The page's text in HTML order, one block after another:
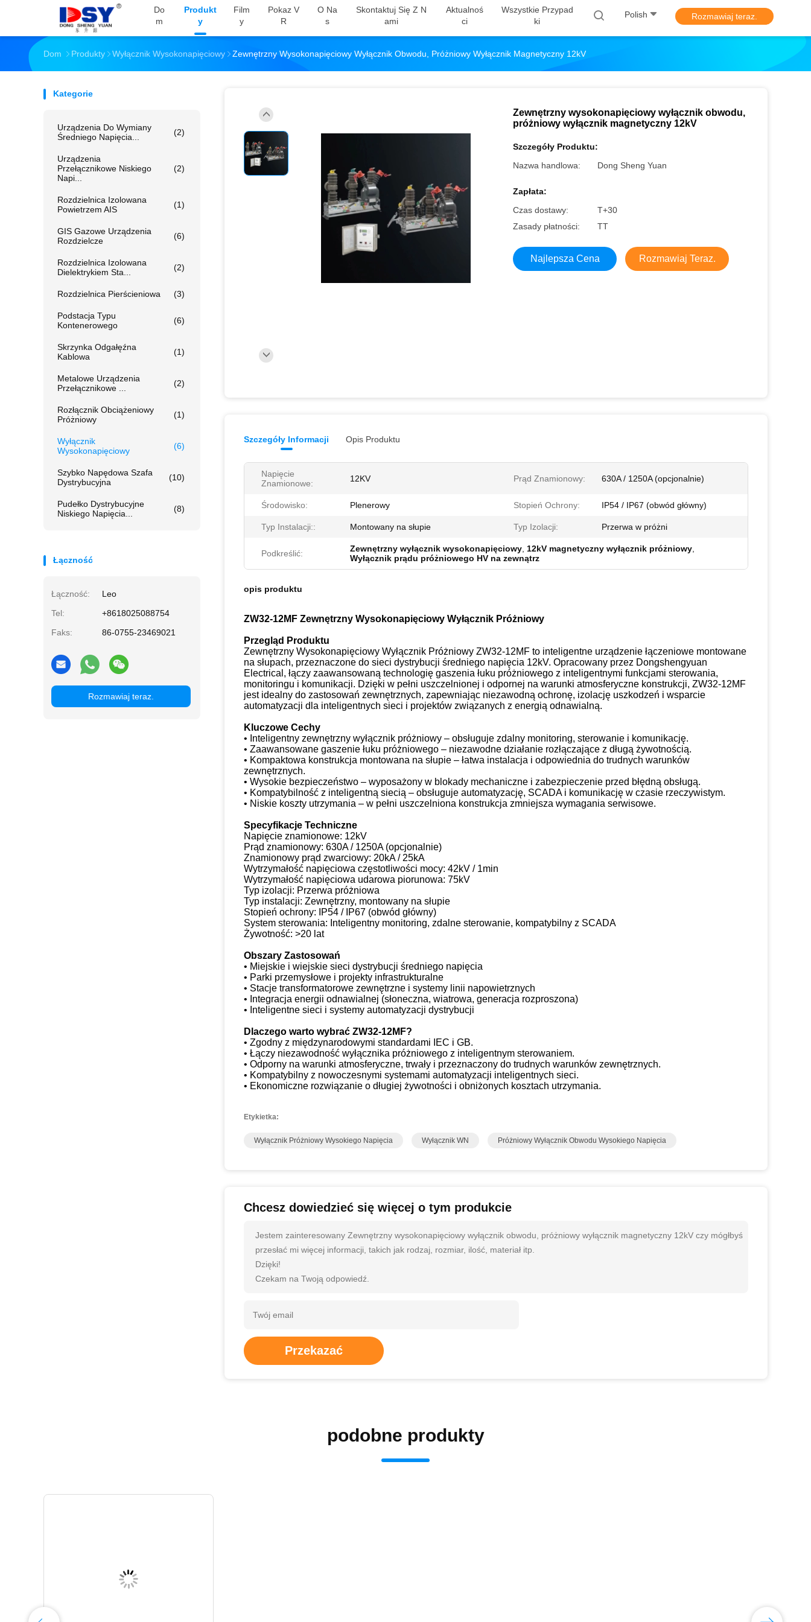
Do
M
Produkt
Y
Film
Y
Pokaz V
R
O Na
S
Skontaktuj Się Z N
Ami
Aktualnoś
Ci
Wszystkie Przypad
Ki
Polish Rozmawiaj teraz.
Dom Produkty Wyłącznik Wysokonapięciowy Zewnętrzny Wysokonapięciowy Wyłącznik Obwodu, Próżniowy Wyłącznik Magnetyczny 12kV
Kategorie
Urządzenia Do Wymiany
Średniego Napięcia...
(2)
Urządzenia
Przełącznikowe Niskiego
Napi...
(2)
Rozdzielnica Izolowana
Powietrzem AIS
(1)
GIS Gazowe Urządzenia
Rozdzielcze
(6)
Rozdzielnica Izolowana
Dielektrykiem Sta...
(2)
Rozdzielnica Pierścieniowa (3)
Podstacja Typu
Kontenerowego
(6)
Skrzynka Odgałęźna
Kablowa
(1)
Metalowe Urządzenia
Przełącznikowe ...
(2)
Rozłącznik Obciążeniowy
Próżniowy
(1)
Wyłącznik
Wysokonapięciowy
(6)
Szybko Napędowa Szafa
Dystrybucyjna
(10)
Pudełko Dystrybucyjne
Niskiego Napięcia...
(8)
Łączność
Łączność:
Leo
Tel:
+8618025088754
Faks:
86-0755-23469021
Rozmawiaj teraz.
Zewnętrzny wysokonapięciowy wyłącznik obwodu,
próżniowy wyłącznik magnetyczny 12kV
Szczegóły Produktu:
Nazwa handlowa:
Dong Sheng Yuan
Zapłata:
Czas dostawy:
T+30
Zasady płatności:
TT
Najlepsza Cena Rozmawiaj Teraz.
Szczegóły Informacji Opis Produktu
Napięcie
Znamionowe:
12KV Prąd Znamionowy: 630A / 1250A (opcjonalnie)
Środowisko: Plenerowy Stopień Ochrony: IP54 / IP67 (obwód główny)
Typ Instalacji:: Montowany na słupie Typ Izolacji: Przerwa w próżni
Podkreślić: Zewnętrzny wyłącznik wysokonapięciowy 12kV magnetyczny wyłącznik próżniowy
Wyłącznik prądu próżniowego HV na zewnątrz
opis produktu
ZW32-12MF Zewnętrzny Wysokonapięciowy Wyłącznik Próżniowy
Przegląd Produktu
Zewnętrzny Wysokonapięciowy Wyłącznik Próżniowy ZW32-12MF to inteligentne urządzenie łączeniowe montowane
na słupach, przeznaczone do sieci dystrybucji średniego napięcia 12kV. Opracowany przez Dongshengyuan
Electrical, łączy zaawansowaną technologię gaszenia łuku próżniowego z inteligentnymi funkcjami sterowania,
monitoringu i komunikacji. Dzięki w pełni uszczelnionej i odpornej na warunki atmosferyczne konstrukcji, ZW32-12MF
jest idealny do zastosowań zewnętrznych, zapewniając niezawodną ochronę, izolację uszkodzeń i wsparcie
automatyzacji dla inteligentnych sieci i projektów związanych z energią odnawialną.
Kluczowe Cechy
• Inteligentny zewnętrzny wyłącznik próżniowy – obsługuje zdalny monitoring, sterowanie i komunikację.
• Zaawansowane gaszenie łuku próżniowego – niezawodne działanie rozłączające z długą żywotnością.
• Kompaktowa konstrukcja montowana na słupie – łatwa instalacja i odpowiednia do trudnych warunków
zewnętrznych.
• Wysokie bezpieczeństwo – wyposażony w blokady mechaniczne i zabezpieczenie przed błędną obsługą.
• Kompatybilność z inteligentną siecią – obsługuje automatyzację, SCADA i komunikację w czasie rzeczywistym.
• Niskie koszty utrzymania – w pełni uszczelniona konstrukcja zmniejsza wymagania serwisowe.
Specyfikacje Techniczne
Napięcie znamionowe: 12kV
Prąd znamionowy: 630A / 1250A (opcjonalnie)
Znamionowy prąd zwarciowy: 20kA / 25kA
Wytrzymałość napięciowa częstotliwości mocy: 42kV / 1min
Wytrzymałość napięciowa udarowa piorunowa: 75kV
Typ izolacji: Przerwa próżniowa
Typ instalacji: Zewnętrzny, montowany na słupie
Stopień ochrony: IP54 / IP67 (obwód główny)
System sterowania: Inteligentny monitoring, zdalne sterowanie, kompatybilny z SCADA
Żywotność: >20 lat
Obszary Zastosowań
• Miejskie i wiejskie sieci dystrybucji średniego napięcia
• Parki przemysłowe i projekty infrastrukturalne
• Stacje transformatorowe zewnętrzne i systemy linii napowietrznych
• Integracja energii odnawialnej (słoneczna, wiatrowa, generacja rozproszona)
• Inteligentne sieci i systemy automatyzacji dystrybucji
Dlaczego warto wybrać ZW32-12MF?
• Zgodny z międzynarodowymi standardami IEC i GB.
• Łączy niezawodność wyłącznika próżniowego z inteligentnym sterowaniem.
• Odporny na warunki atmosferyczne, trwały i przeznaczony do trudnych warunków zewnętrznych.
• Kompatybilny z nowoczesnymi systemami automatyzacji inteligentnych sieci.
• Ekonomiczne rozwiązanie o długiej żywotności i obniżonych kosztach utrzymania.
Etykietka:
Wyłącznik Próżniowy Wysokiego Napięcia Wyłącznik WN Próżniowy Wyłącznik Obwodu Wysokiego Napięcia
Chcesz dowiedzieć się więcej o tym produkcie
Jestem zainteresowany Zewnętrzny wysokonapięciowy wyłącznik obwodu, próżniowy wyłącznik magnetyczny 12kV czy mógłbyś
przesłać mi więcej informacji, takich jak rodzaj, rozmiar, ilość, materiał itp.
Dzięki!
Czekam na Twoją odpowiedź.
Przekazać
podobne produkty